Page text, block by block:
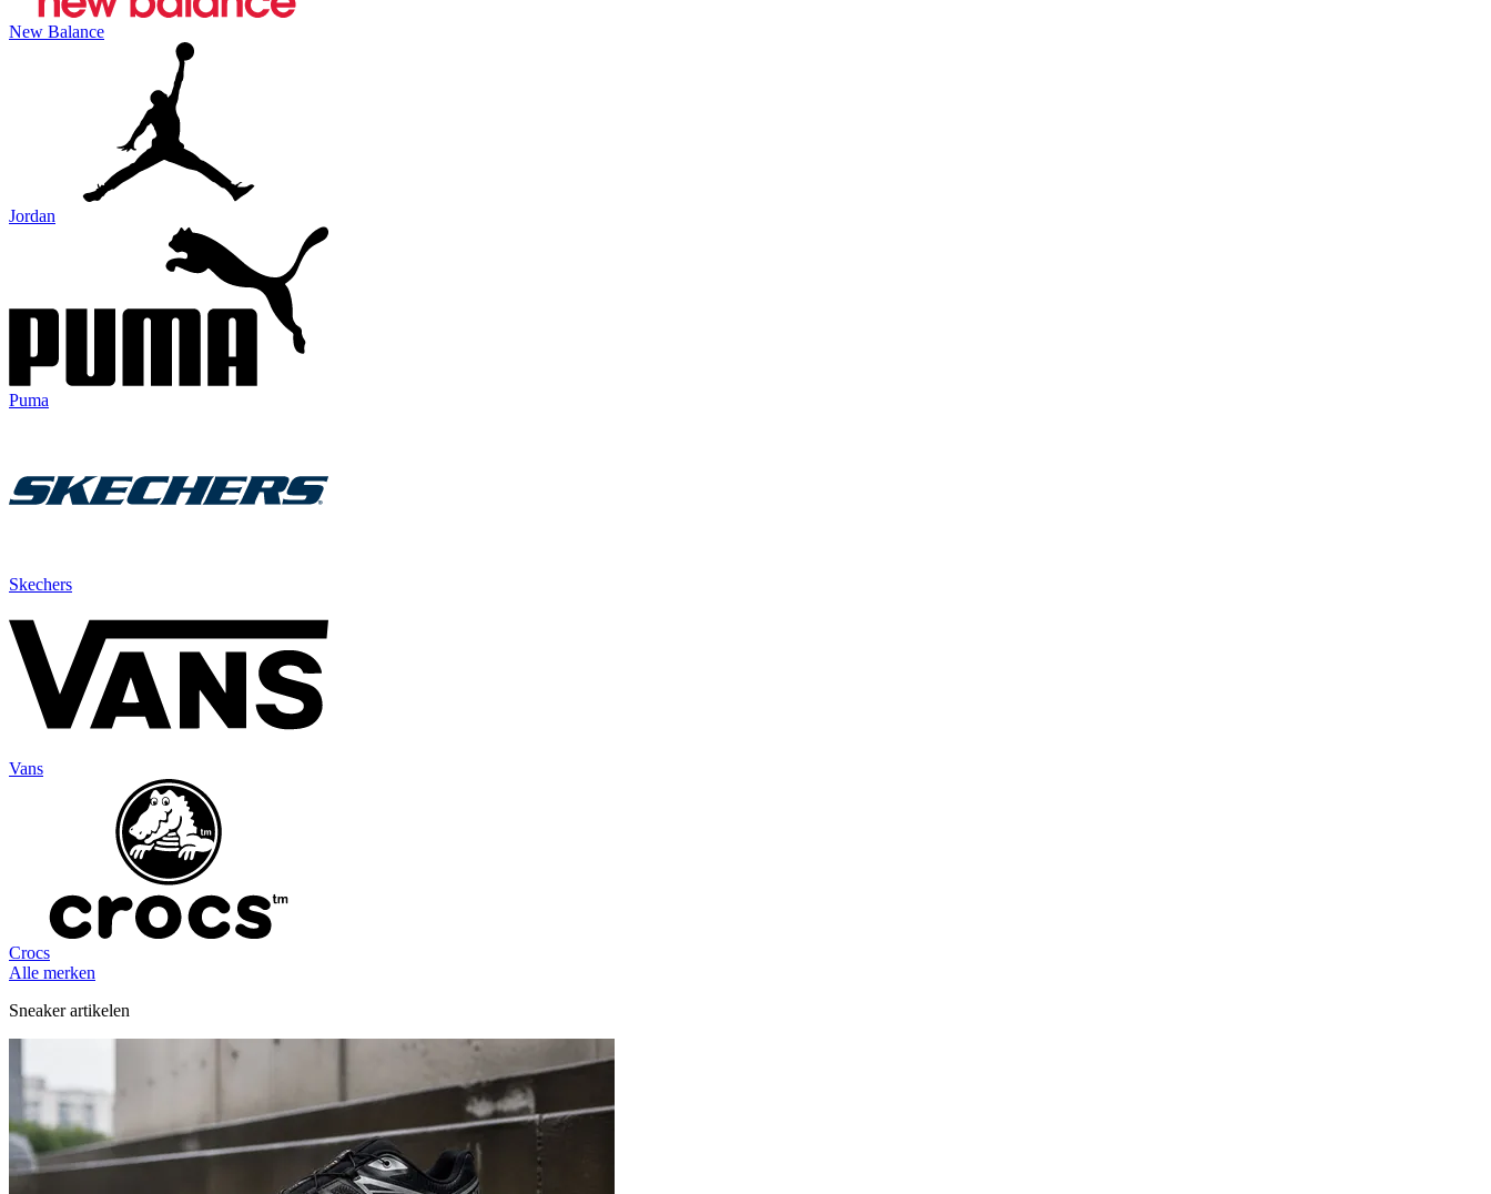
New Balance
Jordan
Puma
Skechers
Vans
Crocs
Alle merken
Sneaker artikelen